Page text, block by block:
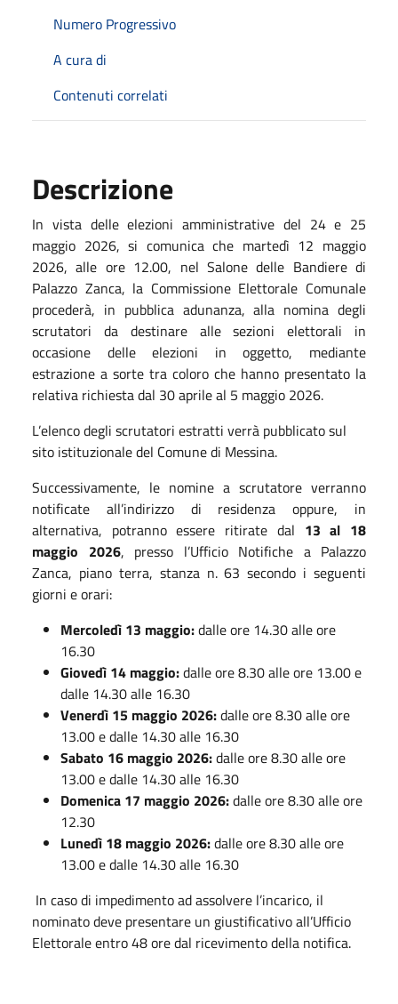
Numero Progressivo
A cura di
Contenuti correlati
Descrizione
In vista delle elezioni amministrative del 24 e 25
maggio 2026, si comunica che martedì 12 maggio
2026, alle ore 12.00, nel Salone delle Bandiere di
Palazzo Zanca, la Commissione Elettorale Comunale
procederà, in pubblica adunanza, alla nomina degli
scrutatori da destinare alle sezioni elettorali in
occasione delle elezioni in oggetto, mediante
estrazione a sorte tra coloro che hanno presentato la
relativa richiesta dal 30 aprile al 5 maggio 2026.
L’elenco degli scrutatori estratti verrà pubblicato sul
sito istituzionale del Comune di Messina.
Successivamente, le nomine a scrutatore verranno
notificate all’indirizzo di residenza oppure, in
alternativa, potranno essere ritirate dal 13 al 18
maggio 2026, presso l’Ufficio Notifiche a Palazzo
Zanca, piano terra, stanza n. 63 secondo i seguenti
giorni e orari:
Mercoledì 13 maggio:dalle ore 14.30 alle ore
16.30
Giovedì 14 maggio:dalle ore 8.30 alle ore 13.00 e
dalle 14.30 alle 16.30
Venerdì 15 maggio 2026:dalle ore 8.30 alle ore
13.00 e dalle 14.30 alle 16.30
Sabato 16 maggio 2026:dalle ore 8.30 alle ore
13.00 e dalle 14.30 alle 16.30
Domenica 17 maggio 2026:dalle ore 8.30 alle ore
12.30
Lunedì 18 maggio 2026:dalle ore 8.30 alle ore
13.00 e dalle 14.30 alle 16.30
In caso di impedimento ad assolvere l’incarico, il
nominato deve presentare un giustificativo all’Ufficio
Elettorale entro 48 ore dal ricevimento della notifica.